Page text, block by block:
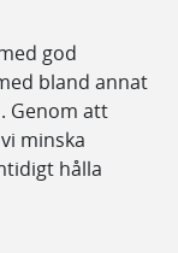
god
bland annat
Genom att
minska
hålla